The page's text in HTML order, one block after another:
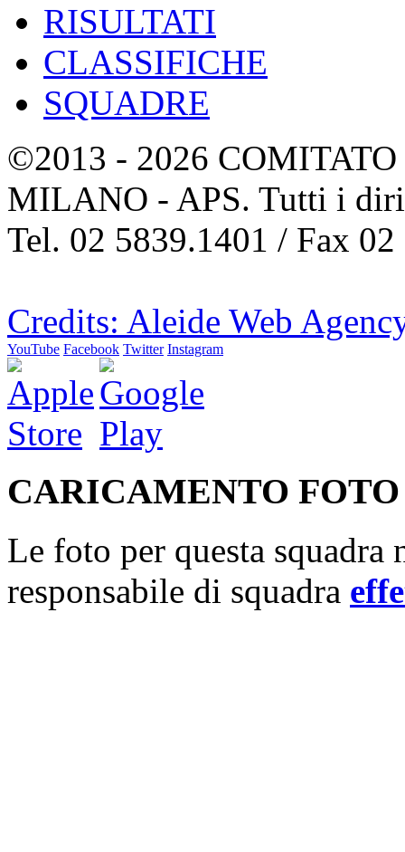
RISULTATI
CLASSIFICHE
SQUADRE
©2013 - 2026
MILANO - APS. Tutti i
Tel. 02 5839.1401 / Fax
Credits: Aleide Web
YouTube Facebook Twitter Instagram
CARICAMENTO FOTO
Le foto per questa squadra
responsabile di squadra